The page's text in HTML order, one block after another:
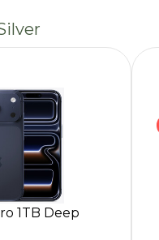
1TB Deep